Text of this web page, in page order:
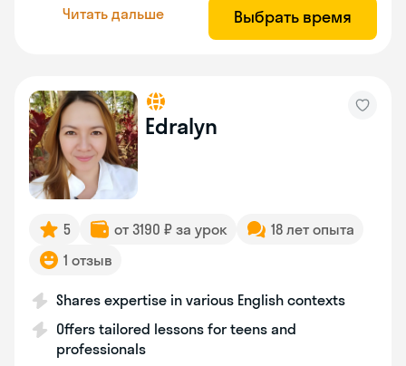
Читать дальше Выбрать время
Edralyn
5 от 3190 ₽ за урок
18 лет опыта
1 отзыв
Shares expertise in various English contexts
Offers tailored lessons for teens and
professionals